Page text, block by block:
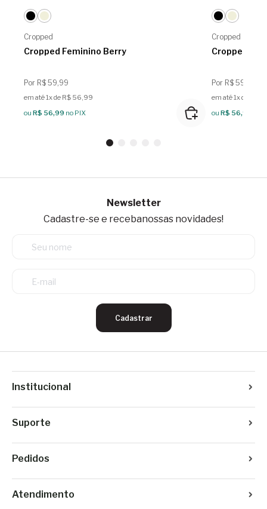
Cropped
Cropped Feminino Berry
Por R$ 59,99
em até 1x de R$ 56,99
ou R$ 56,99 no PIX
Cropped
Cropped
Por R$ 59,99
em até 1x de R$
ou R$ 56,99
Newsletter
Cadastre-se e recebanossas novidades!
Cadastrar
Institucional
Suporte
Pedidos
Atendimento